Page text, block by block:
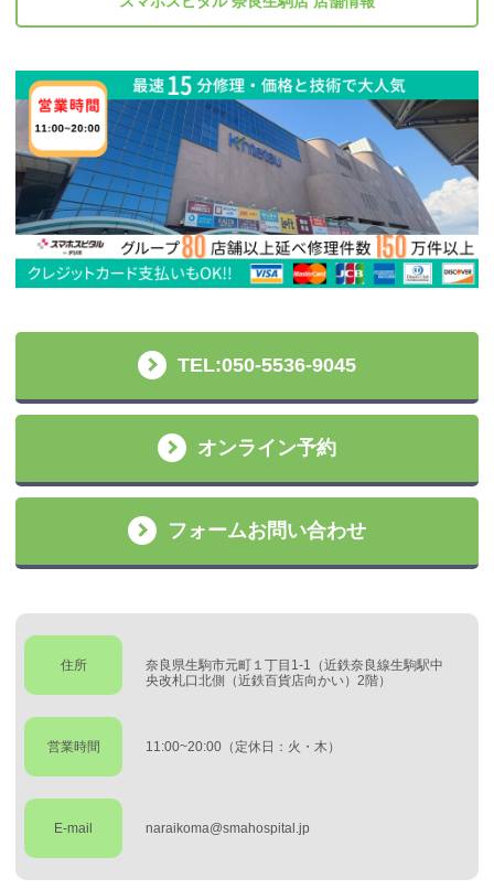
TEL:050-5536-9045
オンライン予約
フォームお問い合わせ
住所
奈良県生駒市元町１丁目1-1（近鉄奈良線生駒駅中
央改札口北側（近鉄百貨店向かい）2階）
営業時間 11:00~20:00（定休日：火・木）
E-mail naraikoma@smahospital.jp